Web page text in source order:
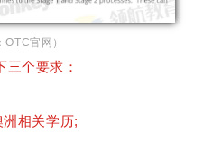
OTC官网）
三个要求：
相关学历;